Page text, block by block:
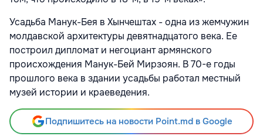
Усадьба Манук-Бея в Хынчештах - одна из жемчужин
молдавской архитектуры девятнадцатого века. Ее
построил дипломат и негоциант армянского
происхождения Манук-Бей Мирзоян. В 70-е годы
прошлого века в здании усадьбы работал местный
музей истории и краеведения.
Подпишитесь на новости Point.md в Google